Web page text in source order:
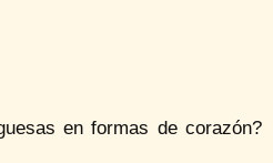
en formas de corazón?